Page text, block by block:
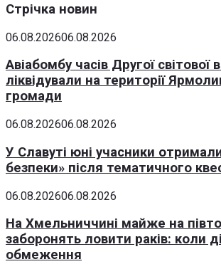
Стрічка новин
06.08.202606.08.2026
Авіабомбу часів Другої світової
ліквідували на території
громади
06.08.202606.08.2026
У Славуті юні учасники
безпеки» після тематичного
06.08.202606.08.2026
На Хмельниччині майже на
заборонять ловити раків: коли
обмеження